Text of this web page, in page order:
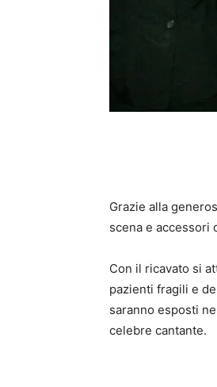
Grazie alla
scena e accessori
Con il ricavato si
pazienti fragili e
saranno esposti
celebre cantante.